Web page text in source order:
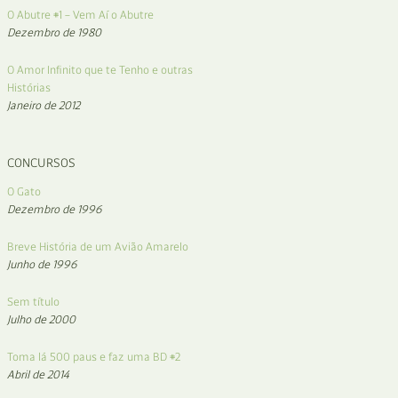
O Abutre #1 – Vem Aí o Abutre
Dezembro de 1980
O Amor Infinito que te Tenho e outras
Histórias
Janeiro de 2012
CONCURSOS
O Gato
Dezembro de 1996
Breve História de um Avião Amarelo
Junho de 1996
Sem título
Julho de 2000
Toma lá 500 paus e faz uma BD #2
Abril de 2014